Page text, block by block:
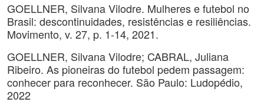
GOELLNER, Silvana Vilodre. Mulheres e futebol no
Brasil: descontinuidades, resistências e resiliências.
Movimento, v. 27, p. 1-14, 2021.
GOELLNER, Silvana Vilodre; CABRAL, Juliana
Ribeiro. As pioneiras do futebol pedem passagem:
conhecer para reconhecer. São Paulo: Ludopédio,
2022